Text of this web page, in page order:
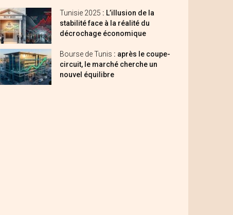
Tunisie 2025 : L’illusion de la
stabilité face à la réalité du
décrochage économique
Bourse de Tunis : après le coupe-
circuit, le marché cherche un
nouvel équilibre